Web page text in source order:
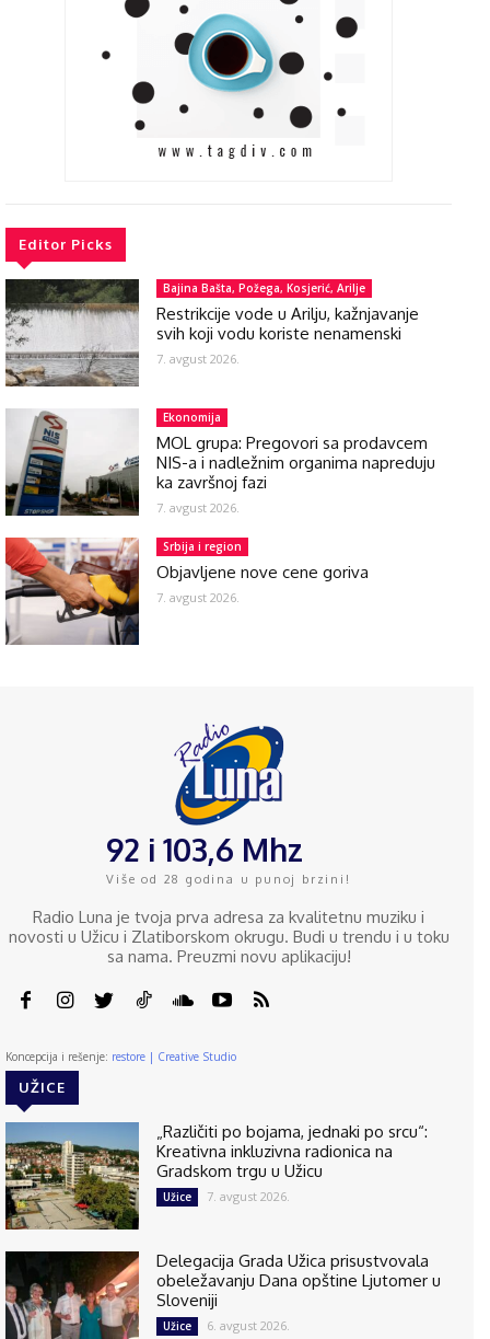
Editor Picks
Bajina Bašta, Požega, Kosjerić, Arilje
Restrikcije vode u Arilju, kažnjavanje
svih koji vodu koriste nenamenski
7. avgust 2026.
Ekonomija
MOL grupa: Pregovori sa prodavcem
NIS-a i nadležnim organima napreduju
ka završnoj fazi
7. avgust 2026.
Srbija i region
Objavljene nove cene goriva
7. avgust 2026.
92 i 103,6 Mhz
Više od 28 godina u punoj brzini!
Radio Luna je tvoja prva adresa za kvalitetnu muziku i
novosti u Užicu i Zlatiborskom okrugu. Budi u trendu i u toku
sa nama. Preuzmi novu aplikaciju!
Koncepcija i rešenje: restore | Creative Studio
UŽICE
„Različiti po bojama, jednaki po srcu“:
Kreativna inkluzivna radionica na
Gradskom trgu u Užicu
Užice 7. avgust 2026.
Delegacija Grada Užica prisustvovala
obeležavanju Dana opštine Ljutomer u
Sloveniji
Užice 6. avgust 2026.